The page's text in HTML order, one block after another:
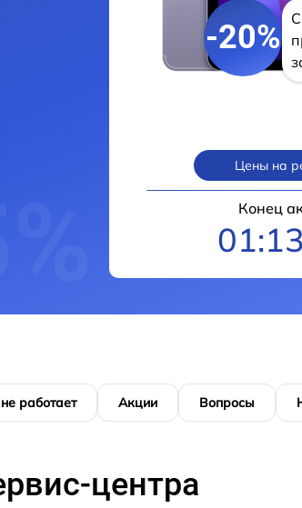
-20%
Цены на
Конец
работает Акции Вопросы
центра